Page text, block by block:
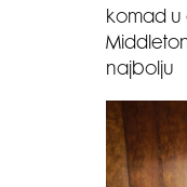
komad u
najbolju